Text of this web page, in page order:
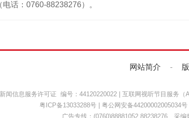
话：0760-88238276）。
网站简介 -
闻信息服务许可证 编号：44120220022 互联网视听节目服务（
粤ICP备13033288号| 粤公网安备44200002005034号
广告专线：(0760)88881052 88238276 采